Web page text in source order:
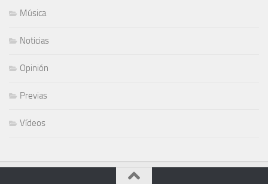
Música
Noticias
Opinión
Previas
Vídeos